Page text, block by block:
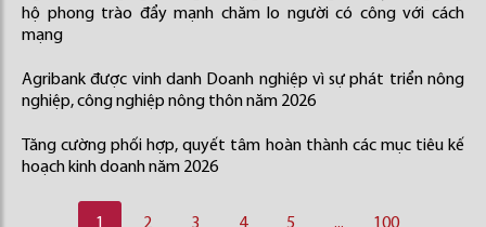
hộ phong trào đẩy mạnh chăm lo người có công với cách
mạng
Agribank được vinh danh Doanh nghiệp vì sự phát triển nông
nghiệp, công nghiệp nông thôn năm 2026
Tăng cường phối hợp, quyết tâm hoàn thành các mục tiêu kế
hoạch kinh doanh năm 2026